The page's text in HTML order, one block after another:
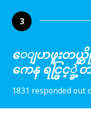
3
ေျပာဖူးတယ္
ကေန ရင္ဖြင့္ခဲ့
1831 responded out